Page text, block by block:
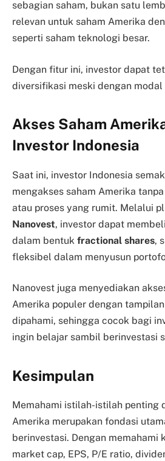
sebagian saham, bukan satu
relevan untuk saham Amerika
seperti saham teknologi besar.
Dengan fitur ini, investor dapat
diversifikasi meski dengan
Akses Saham
Investor Indonesia
Saat ini, investor Indonesia
mengakses saham Amerika
atau proses yang rumit. Melalui
Nanovest, investor dapat
dalam bentuk fractional shares,
fleksibel dalam menyusun
Nanovest juga menyediakan
Amerika populer dengan
dipahami, sehingga cocok bagi
ingin belajar sambil berinvestasi
Kesimpulan
Memahami istilah-istilah penting
Amerika merupakan fondasi
berinvestasi. Dengan memahami
market cap, EPS, P/E ratio,